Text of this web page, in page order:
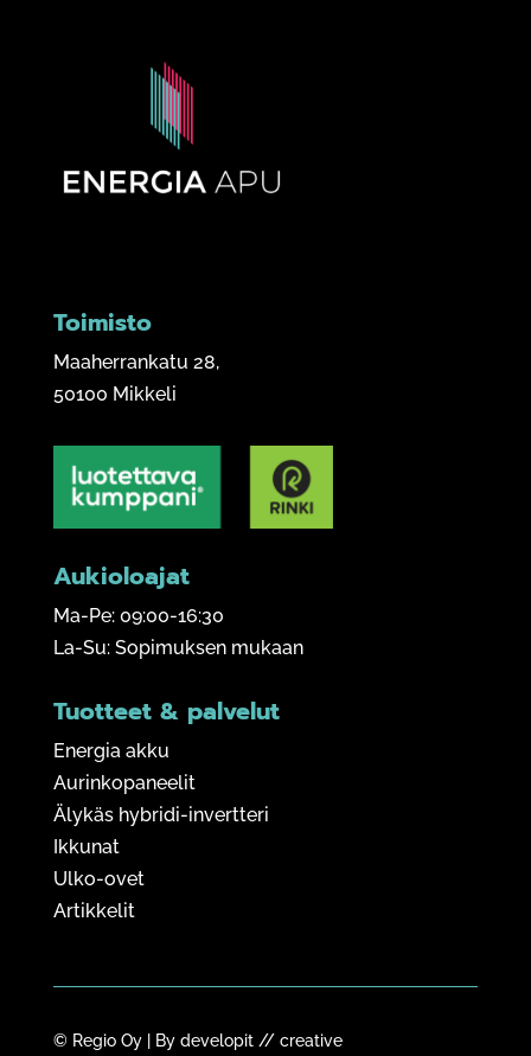
Toimisto
Maaherrankatu 28,
50100 Mikkeli
Aukioloajat
Ma-Pe: 09:00-16:30
La-Su: Sopimuksen mukaan
Tuotteet & palvelut
Energia akku
Aurinkopaneelit
Älykäs hybridi-invertteri
Ikkunat
Ulko-ovet
Artikkelit
© Regio Oy | By developit // creative